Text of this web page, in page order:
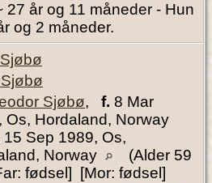
27 år og 11 måneder - Hun
og 2 måneder.
Sjøbø, f. 8 Mar
Os, Hordaland, Norway
15 Sep 1989, Os,
Norway
(Alder 59
fødsel] [Mor: fødsel]